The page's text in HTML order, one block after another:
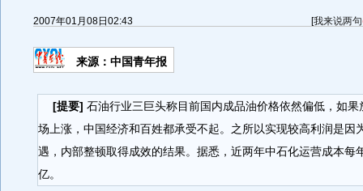
2007年01月08日02:43 [我来说两句
来源：中国青年报
[提要] 石油行业三巨头称目前国内成品油价格依然偏低，如果
场上涨，中国经济和百姓都承受不起。之所以实现较高利润是因
遇，内部整顿取得成效的结果。据悉，近两年中石化运营成本每
亿。